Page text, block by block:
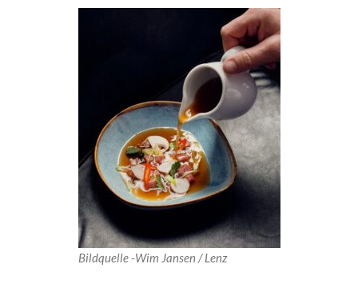
Bildquelle -Wim Jansen / Lenz